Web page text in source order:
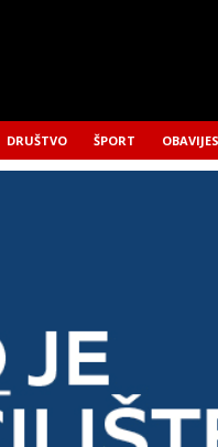
DRUŠTVO ŠPORT